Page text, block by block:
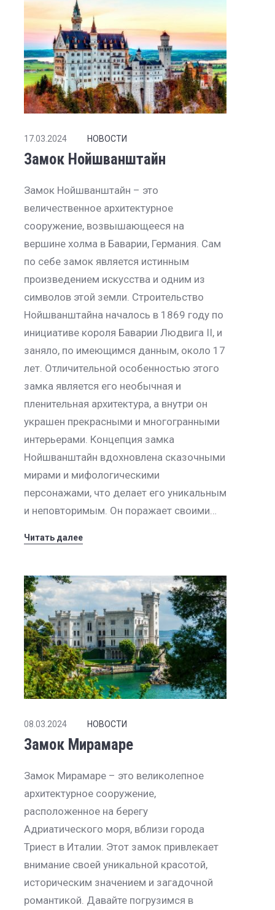
17.03.2024 НОВОСТИ
Замок Нойшванштайн
Замок Нойшванштайн – это
величественное архитектурное
сооружение, возвышающееся на
вершине холма в Баварии, Германия. Сам
по себе замок является истинным
произведением искусства и одним из
символов этой земли. Строительство
Нойшванштайна началось в 1869 году по
инициативе короля Баварии Людвига II, и
заняло, по имеющимся данным, около 17
лет. Отличительной особенностью этого
замка является его необычная и
пленительная архитектура, а внутри он
украшен прекрасными и многогранными
интерьерами. Концепция замка
Нойшванштайн вдохновлена сказочными
мирами и мифологическими
персонажами, что делает его уникальным
и неповторимым. Он поражает своими…
Читать далее
08.03.2024 НОВОСТИ
Замок Мирамаре
Замок Мирамаре – это великолепное
архитектурное сооружение,
расположенное на берегу
Адриатического моря, вблизи города
Триест в Италии. Этот замок привлекает
внимание своей уникальной красотой,
историческим значением и загадочной
романтикой. Давайте погрузимся в